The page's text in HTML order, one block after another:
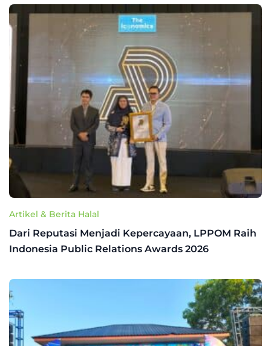
Artikel & Berita Halal
Dari Reputasi Menjadi Kepercayaan, LPPOM Raih
Indonesia Public Relations Awards 2026